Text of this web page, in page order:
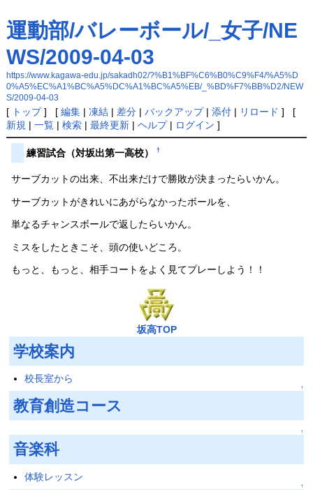
運動部/バレーボール/_女子/NE
WS/2009-04-03
https://www.kagawa-edu.jp/sakadh02/?%B1%BF%C6%B0%C9%F4/%A5%D
0%A5%EC%A1%BC%A5%DC%A1%BC%A5%EB/_%BD%F7%BB%D2/NEW
S/2009-04-03
[ トップ] [ 編集| 凍結| 差分| バックアップ| 添付| リロード ] [
新規 | 一覧| 検索| 最終更新| ヘルプ| ログイン ]
練習試合（対坂出第一高校）†
サーブカットの出来、不出来だけで勝敗が決まったらいかん。
サーブカットがきれいにあがらなかったボールを、
単なるチャンスボールで返したらいかん。
ミスをしたときこそ、頭の使いどころ。
もっと、もっと、相手コートをよく見てプレーしよう！！
坂高TOP
学校案内
校長室から
↑
教育創造コース
↑
音楽科
体験レッスン
↑